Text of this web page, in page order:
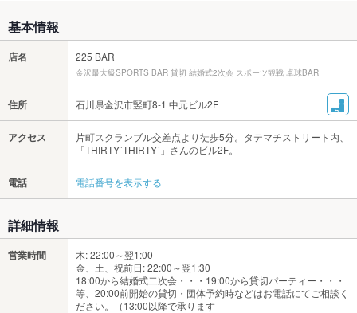
基本情報
店名 225 BAR
金沢最大級SPORTS BAR 貸切 結婚式2次会 スポーツ観戦 卓球BAR
住所 石川県金沢市竪町8-1 中元ビル2F
アクセス
片町スクランブル交差点より徒歩5分。タテマチストリート内、
「THIRTY´THIRTY´」さんのビル2F。
電話 電話番号を表示する
詳細情報
営業時間
木: 22:00～翌1:00
金、土、祝前日: 22:00～翌1:30
18:00から結婚式二次会・・・19:00から貸切パーティー・・・
等、20:00前開始の貸切・団体予約時などはお電話にてご相談く
ださい。（13:00以降で承ります